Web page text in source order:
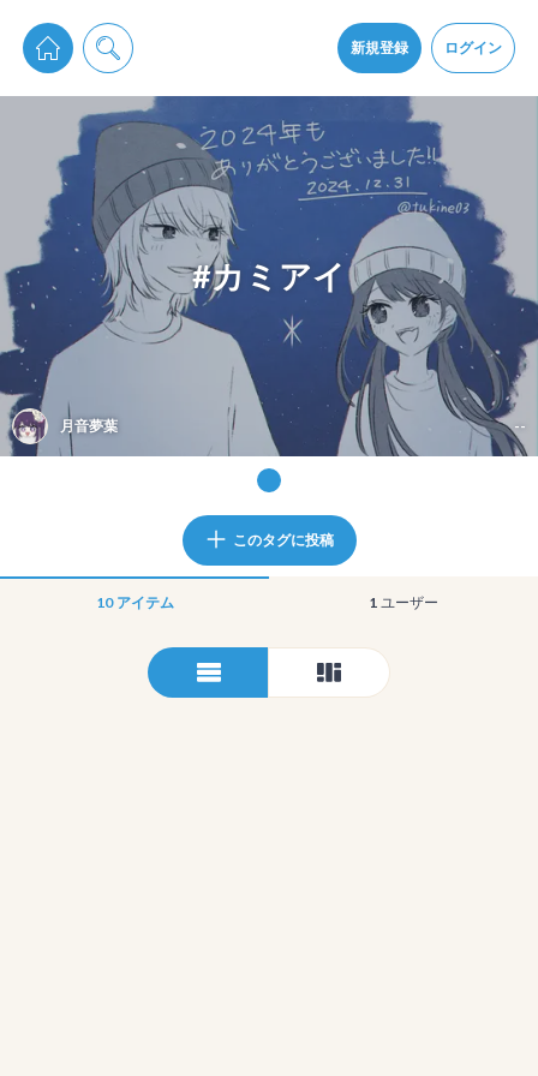
新規登録 ログイン
pixiv Sketchは2024年5月28日付で プライパシーポリシーを改定しました。
通知を受け取るにはここをクリックします
pixiv Sketchアプリでさらに快適に！
アプリをインストール
#カミアイ
月音夢葉 --
このタグに投稿
10 アイテム 1 ユーザー